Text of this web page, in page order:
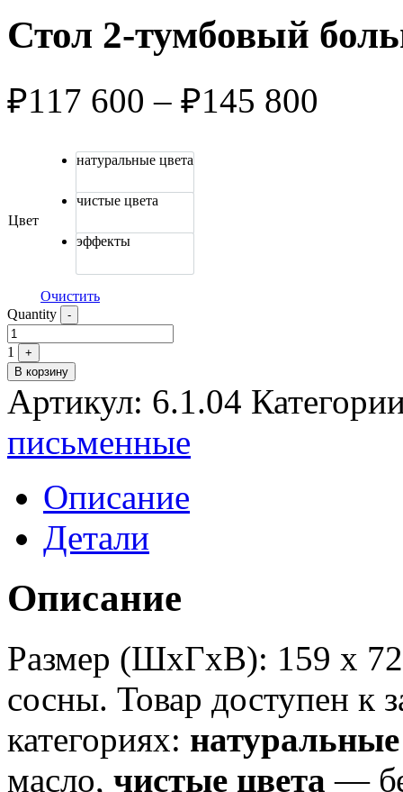
Стол 2-тумбовый
₽117 600 – ₽145 800
Цвет
натуральные цвета
чистые цвета
эффекты
Очистить
Quantity
-
1
+
В корзину
Артикул: 6.1.04
письменные
Описание
Детали
Описание
Размер (ШхГхВ): 159 х
сосны. Товар доступен к
категориях:
масло, чистые цвета —